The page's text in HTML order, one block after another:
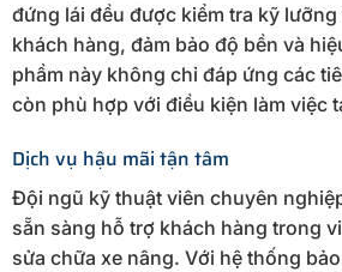
đứng lái đều được kiểm tra kỹ
khách hàng, đảm bảo độ bền và
phẩm này không chỉ đáp ứng các
còn phù hợp với điều kiện làm việc
Dịch vụ hậu mãi tận tâm
Đội ngũ kỹ thuật viên chuyên
sẵn sàng hỗ trợ khách hàng trong
sửa chữa xe nâng. Với hệ thống